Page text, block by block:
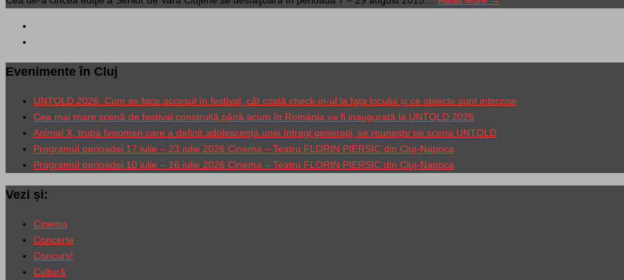
Evenimente în Cluj
UNTOLD 2026: Cum se face accesul în festival, cât costă check-in-ul la fața locului și ce obiecte sunt interzise
Cea mai mare scenă de festival construită până acum în România va fi inaugurată la UNTOLD 2026
Animal X, trupa fenomen care a definit adolescența unei întregi generații, se reunește pe scena UNTOLD
Programul perioadei 17 iulie – 23 iulie 2026 Cinema – Teatru FLORIN PIERSIC din Cluj-Napoca
Programul perioadei 10 iulie – 16 iulie 2026 Cinema – Teatru FLORIN PIERSIC din Cluj-Napoca
Vezi și:
Cinema
Concerte
Concurs!
Cultură